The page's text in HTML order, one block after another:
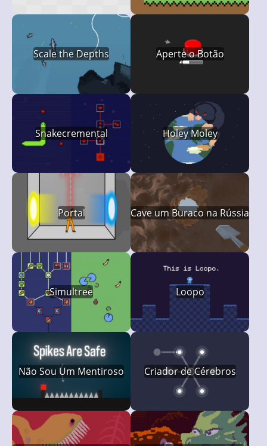
Scale the Depths Aperte o Botão
Snakecremental Holey Moley
Portal Cave um Buraco na Rússia
Simultree Loopo
Não Sou Um Mentiroso Criador de Cérebros